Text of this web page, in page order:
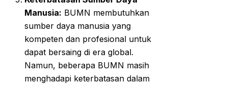
Manusia: BUMN membutuhkan
sumber daya manusia yang
kompeten dan profesional untuk
dapat bersaing di era global.
Namun, beberapa BUMN masih
menghadapi keterbatasan dalam